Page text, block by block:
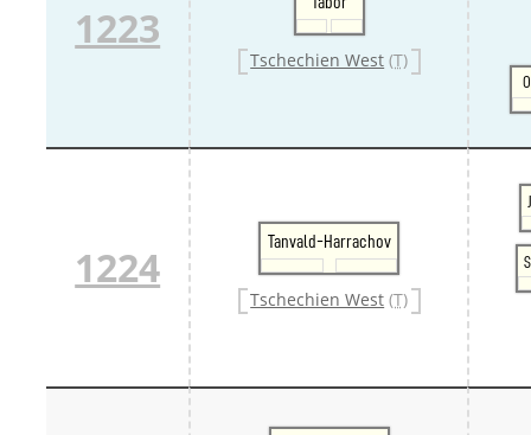
1223
Tschechien West (T)
1224
Tanvald-Harrachov
Tschechien West (T)